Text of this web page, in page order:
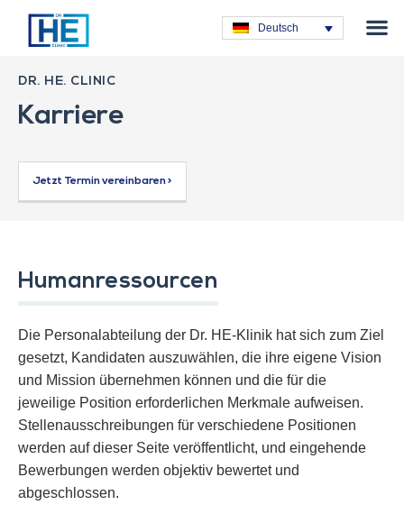
Deutsch
DR. HE. CLINIC
Karriere
Jetzt Termin vereinbaren >
Humanressourcen
Die Personalabteilung der Dr. HE-Klinik hat sich zum Ziel
gesetzt, Kandidaten auszuwählen, die ihre eigene Vision
und Mission übernehmen können und die für die
jeweilige Position erforderlichen Merkmale aufweisen.
Stellenausschreibungen für verschiedene Positionen
werden auf dieser Seite veröffentlicht, und eingehende
Bewerbungen werden objektiv bewertet und
abgeschlossen.